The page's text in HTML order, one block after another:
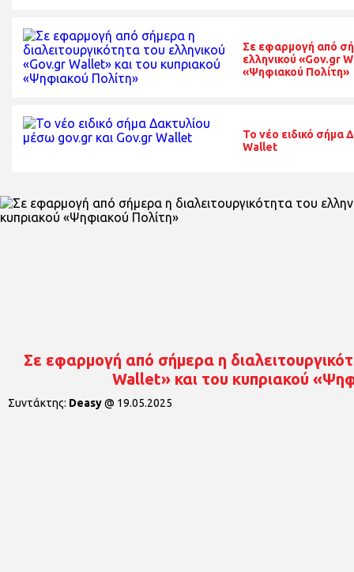
Σε εφαρμογή από
ελληνικού «Gov.gr
«Ψηφιακού Πολίτη»
To νέο ειδικό σήμα
Wallet
Σε εφαρμογή από σήμερα η
Wallet» και του κυπριακού
Συντάκτης: Deasy@ 19.05.2025